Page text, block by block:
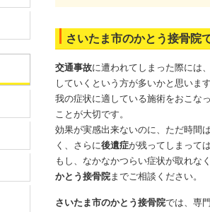
さいたま市のかとう接骨院
交通事故に遭われてしまった際には
していくという方が多いかと思いま
我の症状に適している施術をおこな
ことが大切です。
効果が実感出来ないのに、ただ時間
く、さらに後遺症が残ってしまって
もし、なかなかつらい症状が取れな
かとう接骨院までご相談ください。
さいたま市のかとう接骨院では、専